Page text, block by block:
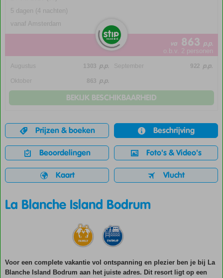
5 dagen (4 nachten)
vanaf Amsterdam
va 863 p.p.
o.b.v. 2 personen
Augustus 1303 p.p. September 922 p.p.
Oktober 863 p.p.
BEKIJK BESCHIKBAARHEID
Prijzen & boeken Beschrijving
Beoordelingen Foto's & Video's
Kaart Vlucht
La Blanche Island Bodrum
Voor een complete vakantie vol ontspanning en plezier ben je bij La
Blanche Island Bodrum aan het juiste adres. Dit resort ligt op een